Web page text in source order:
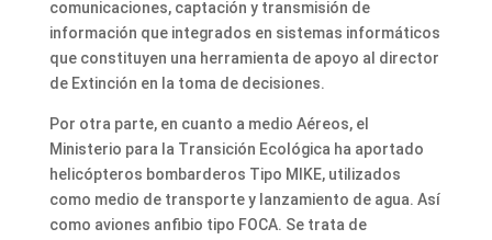
comunicaciones, captación y transmisión de
información que integrados en sistemas informáticos
que constituyen una herramienta de apoyo al director
de Extinción en la toma de decisiones.
Por otra parte, en cuanto a medio Aéreos, el
Ministerio para la Transición Ecológica ha aportado
helicópteros bombarderos Tipo MIKE, utilizados
como medio de transporte y lanzamiento de agua. Así
como aviones anfibio tipo FOCA. Se trata de